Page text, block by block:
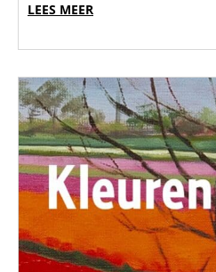
LEES MEER